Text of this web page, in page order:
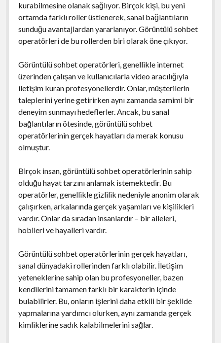
kurabilmesine olanak sağlıyor. Birçok kişi, bu yeni
ortamda farklı roller üstlenerek, sanal bağlantıların
sunduğu avantajlardan yararlanıyor. Görüntülü sohbet
operatörleri de bu rollerden biri olarak öne çıkıyor.
Görüntülü sohbet operatörleri, genellikle internet
üzerinden çalışan ve kullanıcılarla video aracılığıyla
iletişim kuran profesyonellerdir. Onlar, müşterilerin
taleplerini yerine getirirken aynı zamanda samimi bir
deneyim sunmayı hedeflerler. Ancak, bu sanal
bağlantıların ötesinde, görüntülü sohbet
operatörlerinin gerçek hayatları da merak konusu
olmuştur.
Birçok insan, görüntülü sohbet operatörlerinin sahip
olduğu hayat tarzını anlamak istemektedir. Bu
operatörler, genellikle gizlilik nedeniyle anonim olarak
çalışırken, arkalarında gerçek yaşamları ve kişilikleri
vardır. Onlar da sıradan insanlardır – bir aileleri,
hobileri ve hayalleri vardır.
Görüntülü sohbet operatörlerinin gerçek hayatları,
sanal dünyadaki rollerinden farklı olabilir. İletişim
yeteneklerine sahip olan bu profesyoneller, bazen
kendilerini tamamen farklı bir karakterin içinde
bulabilirler. Bu, onların işlerini daha etkili bir şekilde
yapmalarına yardımcı olurken, aynı zamanda gerçek
kimliklerine sadık kalabilmelerini sağlar.